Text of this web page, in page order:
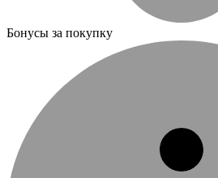
Бонусы за покупку